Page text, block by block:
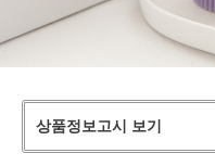
상품정보고시 보기